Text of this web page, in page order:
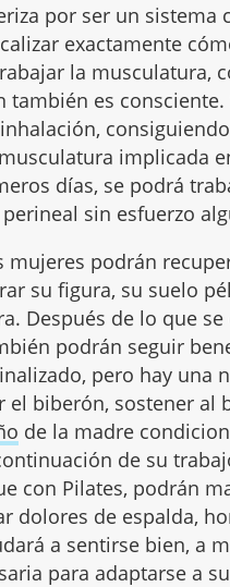
por ser un sistema
exactamente
la musculatura,
también es
implicada
días, se podrá
sin esfuerzo
mujeres podrán
su figura, su suelo
Después de lo que
podrán seguir
pero hay una
el biberón, sostener al
de la madre
de su
con Pilates, podrán
dolores de espalda,
a sentirse bien, a
para adaptarse a